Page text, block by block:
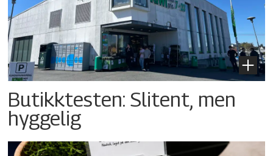
Butikktesten: Slitent, men
hyggelig